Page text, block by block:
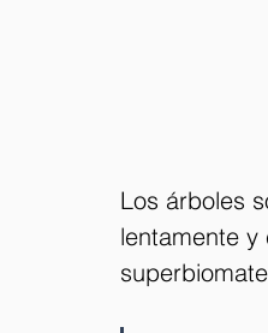
Los árboles
lentamente